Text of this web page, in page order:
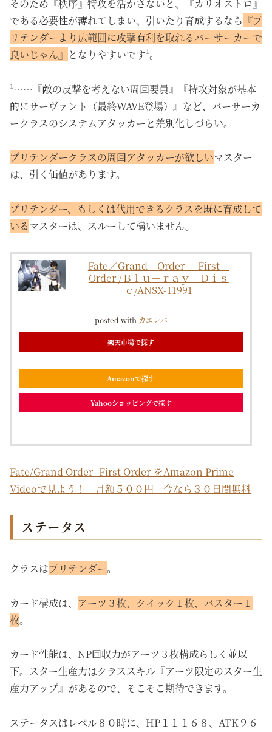
そのため『秩序』特攻を活かさないと、『カリオストロ』
である必要性が薄れてしまい、引いたり育成するなら 『プ
リテンダーより広範囲に攻撃有利を取れるバーサーカーで
良いじゃん』 となりやすいです¹。
¹……『敵の反撃を考えない周回要員』『特攻対象が基本
的にサーヴァント（最終WAVE登場）』など、バーサーカ
ークラスのシステムアタッカーと差別化しづらい。
プリテンダークラスの周回アタッカーが欲しいマスター
は、引く価値があります。
プリテンダー、もしくは代用できるクラスを既に育成して
いるマスターは、スルーして構いません。
Fate／Grand Order -First
Order-/Ｂｌｕ－ｒａｙ Ｄｉｓ
ｃ/ANSX-11991
posted with カエレバ
楽天市場で探す
Amazonで探す
Yahooショッピングで探す
Fate/Grand Order -First Order-をAmazon Prime
Videoで見よう！ 月額５００円 今なら３０日間無料
ステータス
クラスはプリテンダー。
カード構成は、 アーツ３枚、クイック１枚、バスター１
枚。
カード性能は、NP回収力がアーツ３枚構成らしく並以
下。スター生産力はクラススキル『アーツ限定のスター生
産力アップ』があるので、そこそこ期待できます。
ステータスはレベル８０時に、HP１１１６８、ATK９６